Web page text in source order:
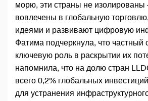
морю, эти страны не
вовлечены в глобальную
идеями и развивают цифровую
Фатима подчеркнула, что частный
ключевую роль в раскрытии их
напомнила, что на долю стран
всего 0,2% глобальных
для устранения